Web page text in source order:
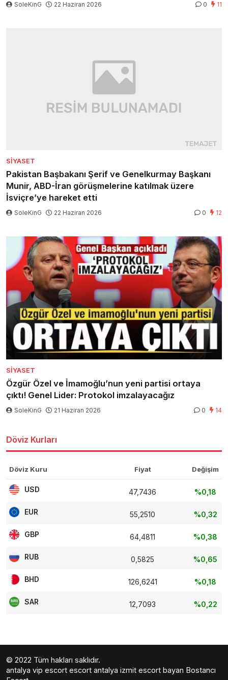
SoleKinG 22 Haziran 2026 0 11
SIYASET
Pakistan Başbakanı Şerif ve Genelkurmay Başkanı
Munir, ABD-İran görüşmelerine katılmak üzere
İsviçre’ye hareket etti
SoleKinG 22 Haziran 2026 0 12
SIYASET
Özgür Özel ve İmamoğlu’nun yeni partisi ortaya
çıktı! Genel Lider: Protokol imzalayacağız
SoleKinG 21 Haziran 2026 0 14
Döviz Kurları
Döviz Kuru Fiyat Değişim
USD 47,7436 %0,18
EUR 55,2510 %0,32
GBP 64,4811 %0,38
RUB 0,5825 %0,65
BHD 126,6241 %0,18
SAR 12,7093 %0,22
© 2022 Tüm hakları saklıdır.
antalya vip escort escort antalya izmit escort bayan Bostancı